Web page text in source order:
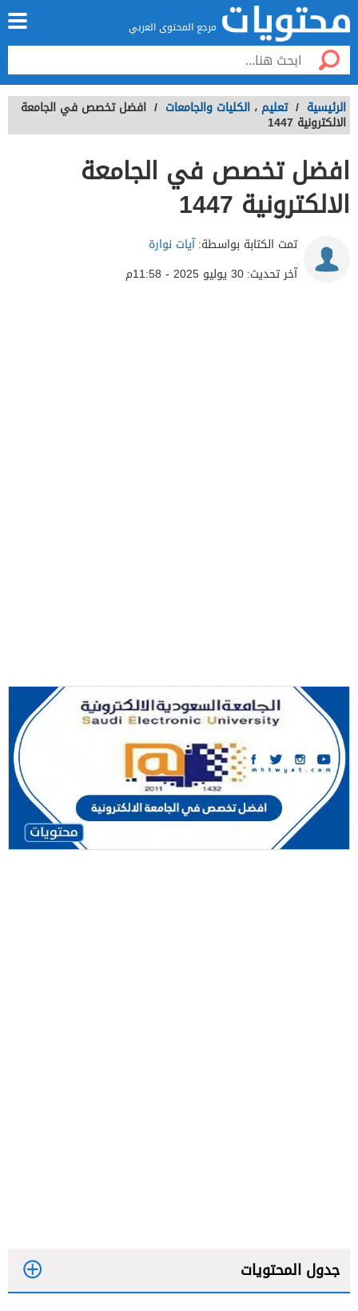
مرجع المحتوى العربي
الرئيسية / تعليم ، الكليات والجامعات / افضل تخصص في الجامعة
الالكترونية 1447
افضل تخصص في الجامعة
الالكترونية 1447
تمت الكتابة بواسطة:آيات نوارة
آخر تحديث:30 يوليو 2025 - 11:58م
جدول المحتويات